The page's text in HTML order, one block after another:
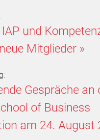
und
Mitglieder »
Gespräche an
of Business
am 24. August